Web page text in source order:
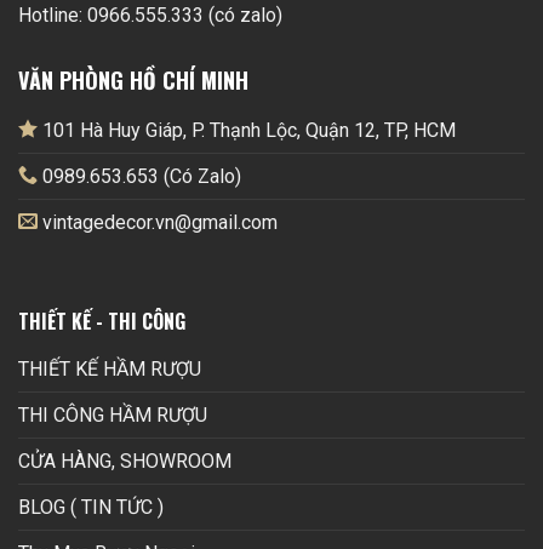
Hotline: 0966.555.333 (có zalo)
VĂN PHÒNG HỒ CHÍ MINH
101 Hà Huy Giáp, P. Thạnh Lộc, Quận 12, TP, HCM
0989.653.653 (Có Zalo)
vintagedecor.vn@gmail.com
THIẾT KẾ - THI CÔNG
THIẾT KẾ HẦM RƯỢU
THI CÔNG HẦM RƯỢU
CỬA HÀNG, SHOWROOM
BLOG ( TIN TỨC )